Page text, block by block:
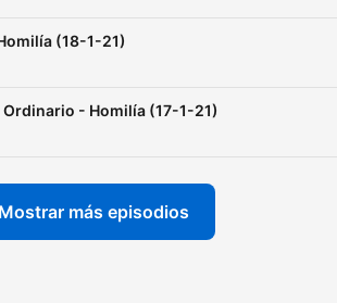
(18-1-21)
- Homilía (17-1-21)
Mostrar más episodios